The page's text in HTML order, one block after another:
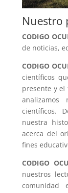
Nuestro
CODIGO
de noticias,
CODIGO
científicos
presente y
analizamos
científicos.
nuestra
acerca del
fines
CODIGO
nuestros
comunidad